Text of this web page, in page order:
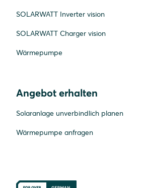
SOLARWATT Inverter vision
SOLARWATT Charger vision
Wärmepumpe
Angebot erhalten
Solaranlage unverbindlich planen
Wärmepumpe anfragen